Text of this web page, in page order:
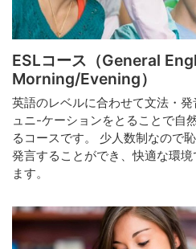
ESLコース（General
Morning/Evening）
英語のレベルに合わせて文法・
ュニ-ケーションをとることで自
るコースです。 少人数制なので
発言することができ、快適な環
ます。